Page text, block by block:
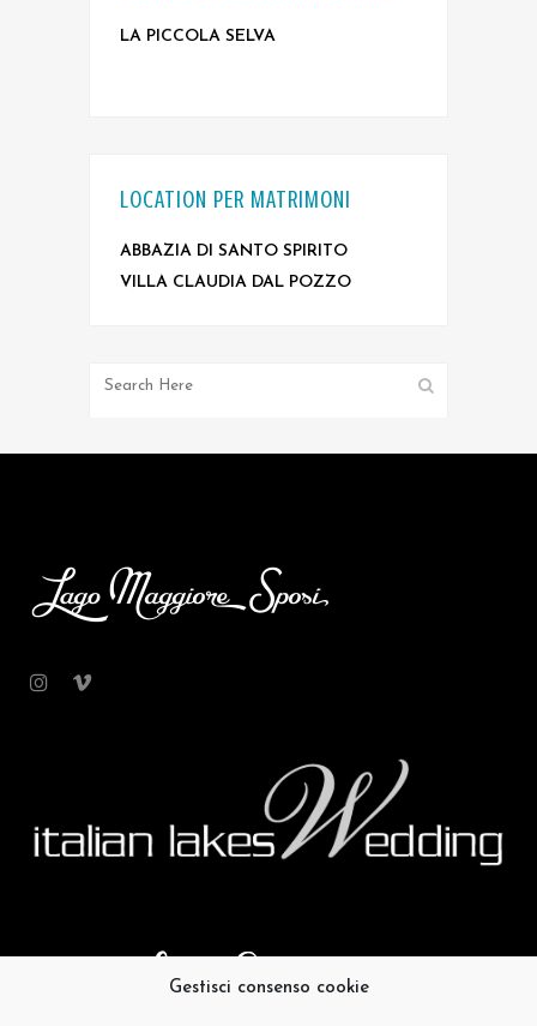
Gestisci consenso cookie
LA PICCOLA SELVA
LOCATION PER MATRIMONI
ABBAZIA DI SANTO SPIRITO
VILLA CLAUDIA DAL POZZO